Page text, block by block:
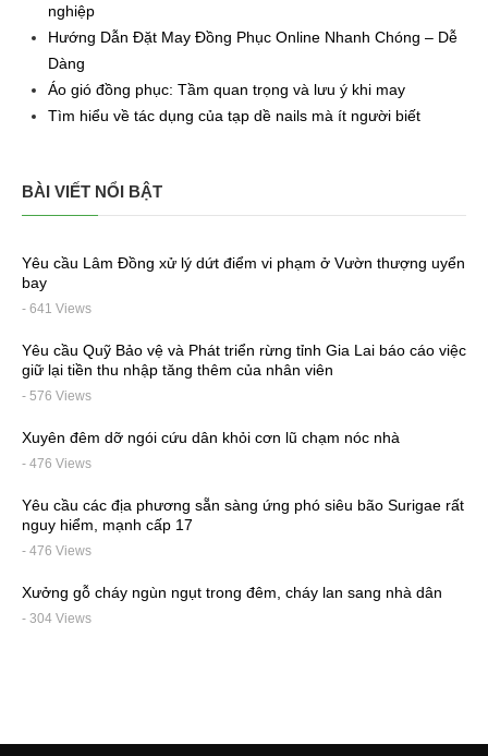
nghiệp
Hướng Dẫn Đặt May Đồng Phục Online Nhanh Chóng – Dễ
Dàng
Áo gió đồng phục: Tầm quan trọng và lưu ý khi may
Tìm hiểu về tác dụng của tạp dề nails mà ít người biết
BÀI VIẾT NỔI BẬT
Yêu cầu Lâm Đồng xử lý dứt điểm vi phạm ở Vườn thượng uyển
bay
- 641 Views
Yêu cầu Quỹ Bảo vệ và Phát triển rừng tỉnh Gia Lai báo cáo việc
giữ lại tiền thu nhập tăng thêm của nhân viên
- 576 Views
Xuyên đêm dỡ ngói cứu dân khỏi cơn lũ chạm nóc nhà
- 476 Views
Yêu cầu các địa phương sẵn sàng ứng phó siêu bão Surigae rất
nguy hiểm, mạnh cấp 17
- 476 Views
Xưởng gỗ cháy ngùn ngụt trong đêm, cháy lan sang nhà dân
- 304 Views